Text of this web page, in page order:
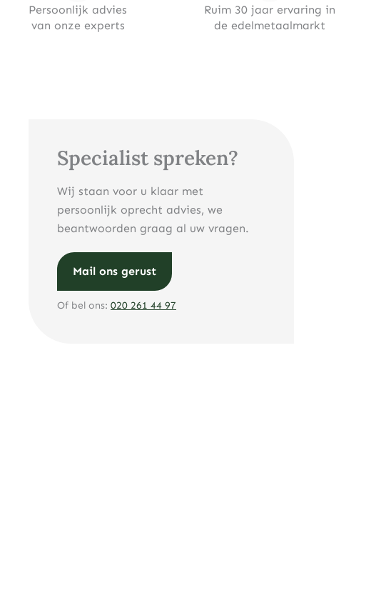
Persoonlijk advies
van onze experts
Ruim 30 jaar ervaring in
de edelmetaalmarkt
Specialist spreken?
Wij staan voor u klaar met
persoonlijk oprecht advies, we
beantwoorden graag al uw vragen.
Mail ons gerust
Of bel ons: 020 261 44 97